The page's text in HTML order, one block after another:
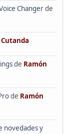
Changerde
de Ramón
de Ramón
novedades y